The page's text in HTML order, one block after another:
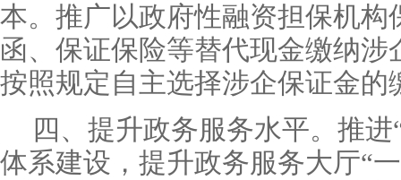
本。推广以政府性融资担保机构
函、保证保险等替代现金缴纳涉
按照规定自主选择涉企保证金的
四、提升政务服务水平。推
体系建设，提升政务服务大厅“